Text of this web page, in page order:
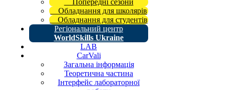
Попередні сезони
Обладнання для школярів
Обладнання для студентів
Регіональний центр
WorldSkills Ukraine
LAB
CarVali
Загальна інформація
Теоретична частина
Інтерфейс лабораторної